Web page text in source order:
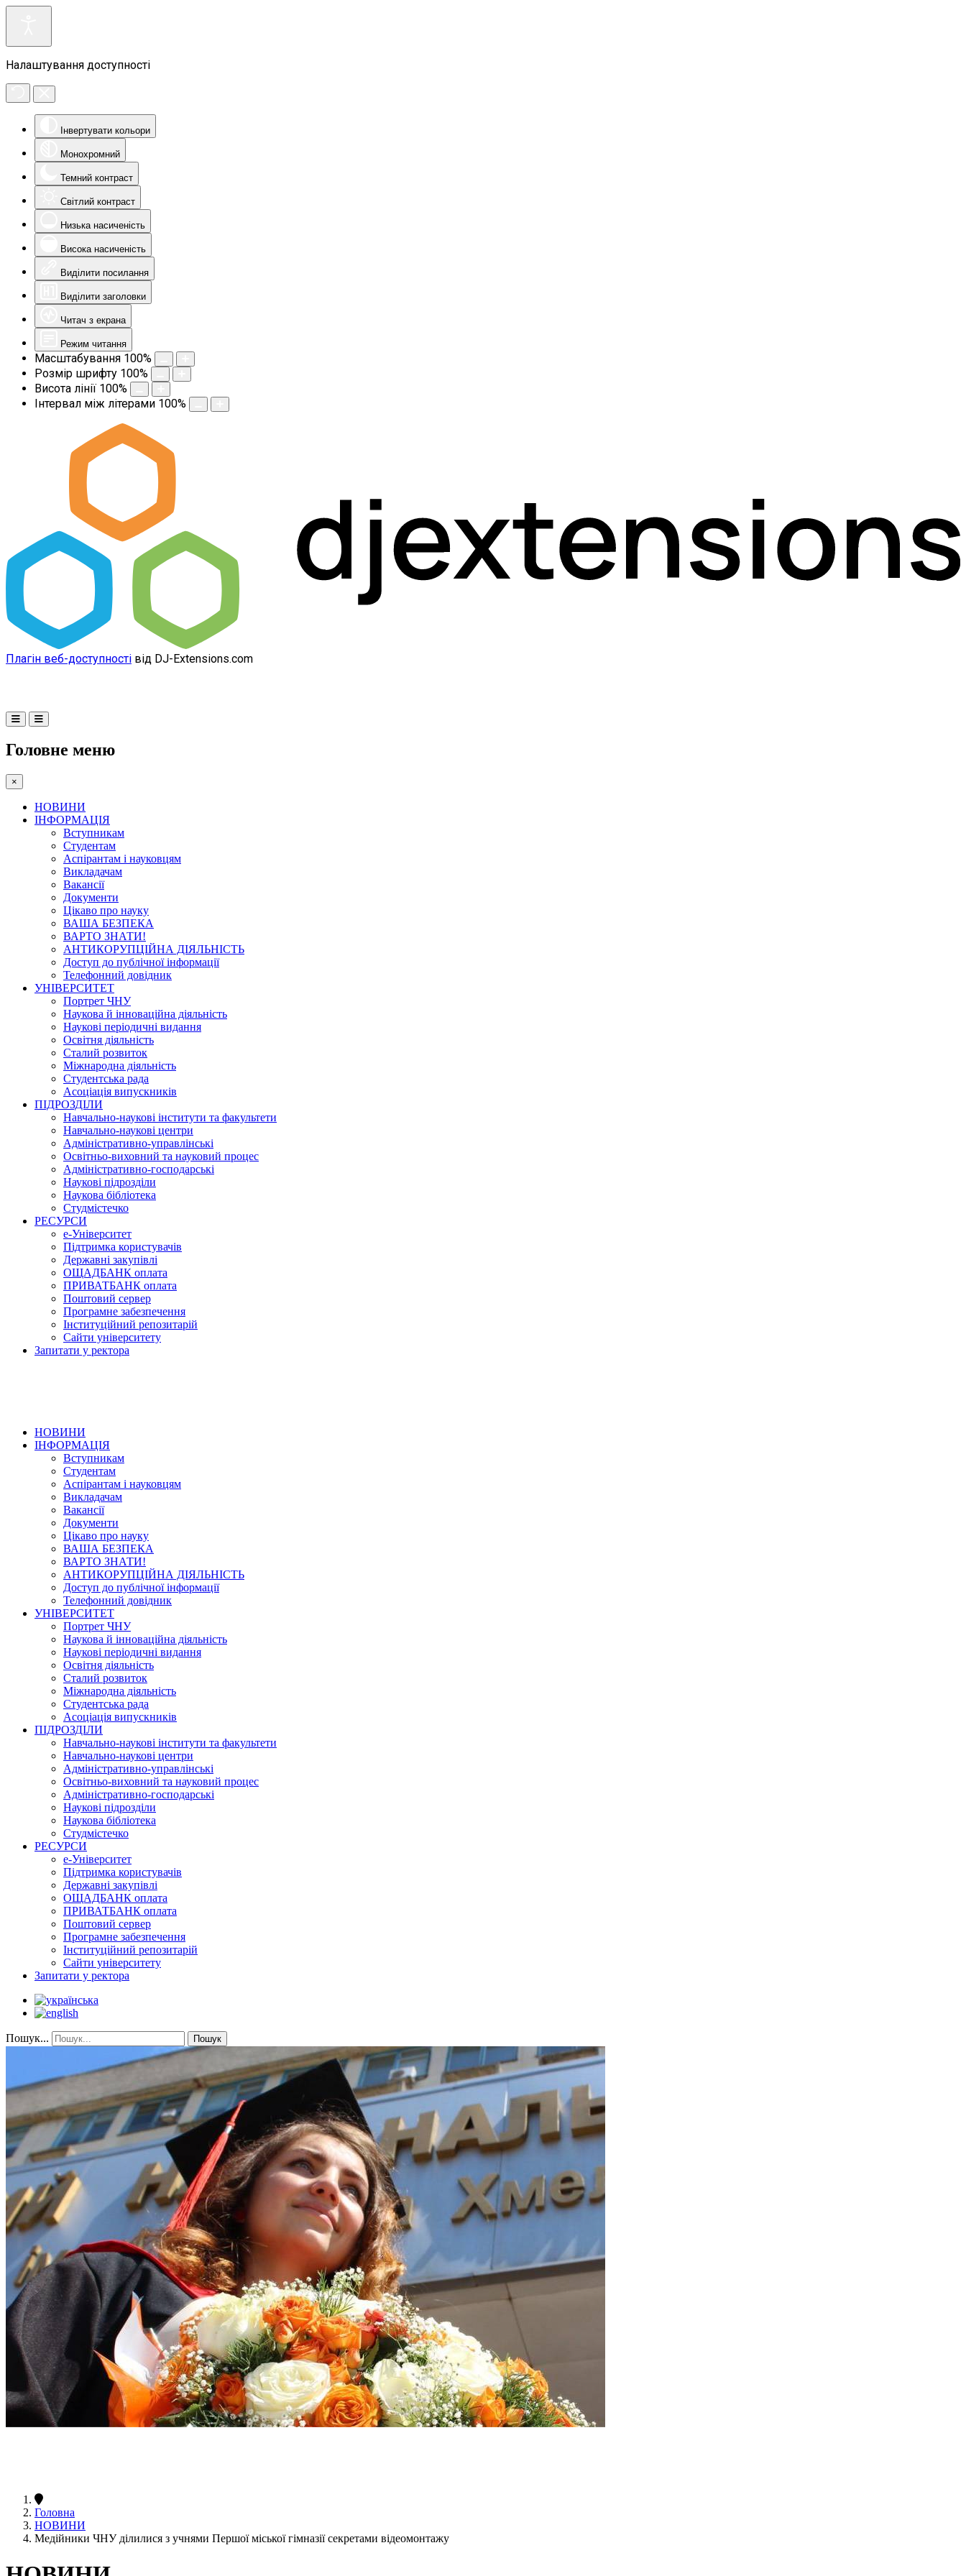
Налаштування доступності
Інвертувати кольори
Монохромний
Темний контраст
Світлий контраст
Низька насиченість
Висока насиченість
Виділити посилання
Виділити заголовки
Читач з екрана
Режим читання
Масштабування 100%
Розмір шрифту 100%
Висота лінії 100%
Інтервал між літерами 100%
Плагін веб-доступності від DJ-Extensions.com
Головне меню
×
НОВИНИ
ІНФОРМАЦІЯ
Вступникам
Студентам
Аспірантам і науковцям
Викладачам
Вакансії
Документи
Цікаво про науку
ВАША БЕЗПЕКА
ВАРТО ЗНАТИ!
АНТИКОРУПЦІЙНА ДІЯЛЬНІСТЬ
Доступ до публічної інформації
Телефонний довідник
УНІВЕРСИТЕТ
Портрет ЧНУ
Наукова й інноваційна діяльність
Наукові періодичні видання
Освітня діяльність
Сталий розвиток
Міжнародна діяльність
Студентська рада
Асоціація випускників
ПІДРОЗДІЛИ
Навчально-наукові інститути та факультети
Навчально-наукові центри
Адміністративно-управлінські
Освітньо-виховний та науковий процес
Адміністративно-господарські
Наукові підрозділи
Наукова бібліотека
Студмістечко
РЕСУРСИ
е-Університет
Підтримка користувачів
Державні закупівлі
ОЩАДБАНК оплата
ПРИВАТБАНК оплата
Поштовий сервер
Програмне забезпечення
Інституційний репозитарій
Сайти університету
Запитати у ректора
НОВИНИ
ІНФОРМАЦІЯ
Вступникам
Студентам
Аспірантам і науковцям
Викладачам
Вакансії
Документи
Цікаво про науку
ВАША БЕЗПЕКА
ВАРТО ЗНАТИ!
АНТИКОРУПЦІЙНА ДІЯЛЬНІСТЬ
Доступ до публічної інформації
Телефонний довідник
УНІВЕРСИТЕТ
Портрет ЧНУ
Наукова й інноваційна діяльність
Наукові періодичні видання
Освітня діяльність
Сталий розвиток
Міжнародна діяльність
Студентська рада
Асоціація випускників
ПІДРОЗДІЛИ
Навчально-наукові інститути та факультети
Навчально-наукові центри
Адміністративно-управлінські
Освітньо-виховний та науковий процес
Адміністративно-господарські
Наукові підрозділи
Наукова бібліотека
Студмістечко
РЕСУРСИ
е-Університет
Підтримка користувачів
Державні закупівлі
ОЩАДБАНК оплата
ПРИВАТБАНК оплата
Поштовий сервер
Програмне забезпечення
Інституційний репозитарій
Сайти університету
Запитати у ректора
Пошук... Пошук
Головна
НОВИНИ
Медійники ЧНУ ділилися з учнями Першої міської гімназії секретами відеомонтажу